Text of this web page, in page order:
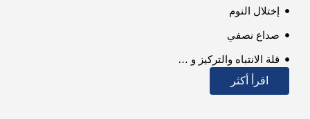
إختلال النوم
صداع نصفي
قلة الانتباه والتركيز و …
اقرأ أكثر